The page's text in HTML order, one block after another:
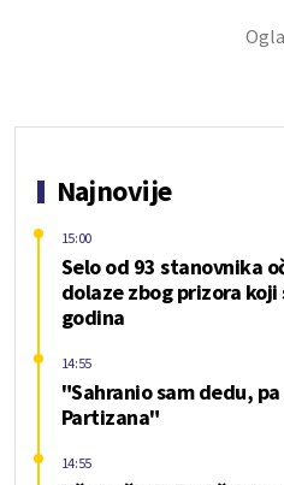
Najnovije
Selo od 93 stanovnika
dolaze zbog prizora koji
godina
15:00
"Sahranio sam dedu,
Partizana"
14:55
14:55